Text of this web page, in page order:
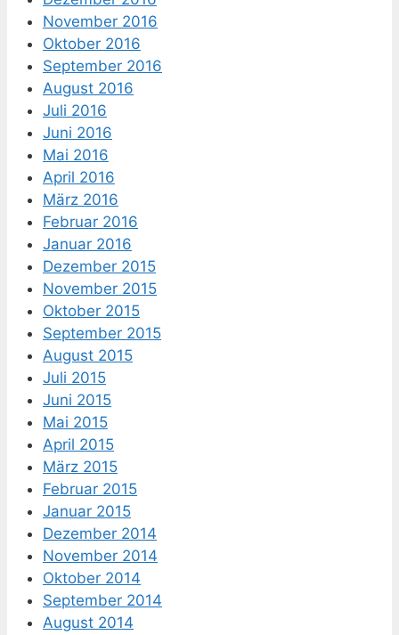
November 2016
Oktober 2016
September 2016
August 2016
Juli 2016
Juni 2016
Mai 2016
April 2016
März 2016
Februar 2016
Januar 2016
Dezember 2015
November 2015
Oktober 2015
September 2015
August 2015
Juli 2015
Juni 2015
Mai 2015
April 2015
März 2015
Februar 2015
Januar 2015
Dezember 2014
November 2014
Oktober 2014
September 2014
August 2014